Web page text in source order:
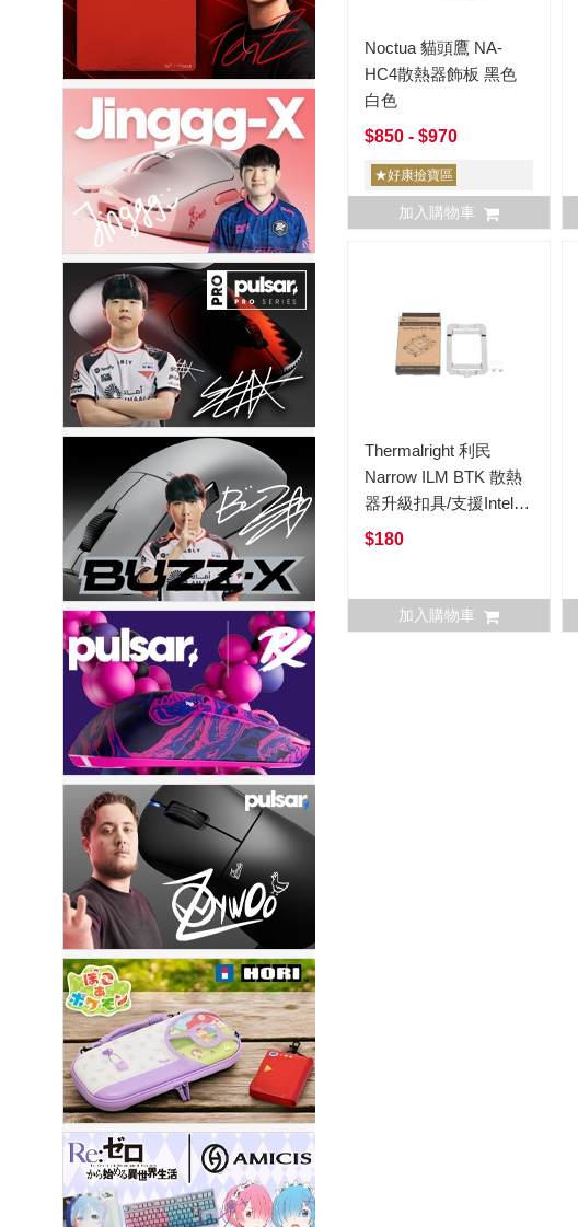
Noctua 貓頭鷹 NA-
HC4散熱器飾板 黑色
白色
$850 - $970
★好康撿寶區
加入購物車
Thermalright 利民
Narrow ILM BTK 散熱
器升級扣具/支援Intel
Narrow ILM腳位
$180
加入購物車